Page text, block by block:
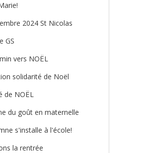
2024 St Nicolas
GS
vers NOËL
solidarité de Noël
de NOËL
du goût en maternelle
s'installe à l'école!
la rentrée